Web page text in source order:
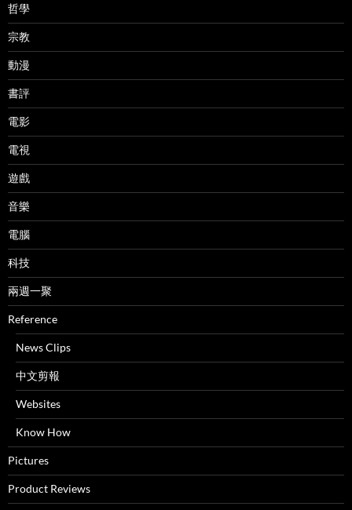
哲學
宗教
動漫
書評
電影
電視
遊戲
音樂
電腦
科技
兩週一聚
Reference
News Clips
中文剪報
Websites
Know How
Pictures
Product Reviews